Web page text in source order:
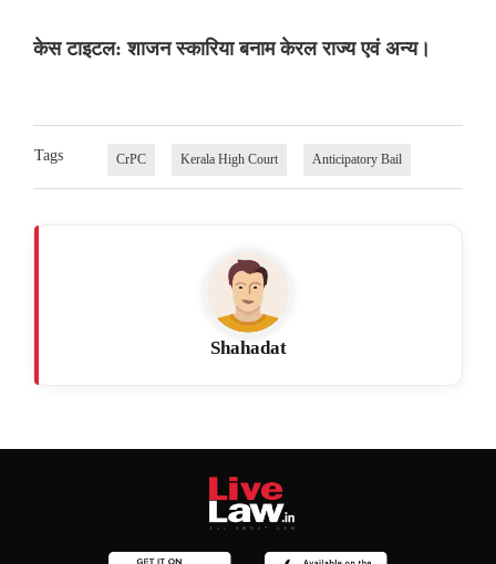
केस टाइटल: शाजन स्कारिया बनाम केरल राज्य एवं अन्य।
Tags CrPC Kerala High Court Anticipatory Bail
Shahadat